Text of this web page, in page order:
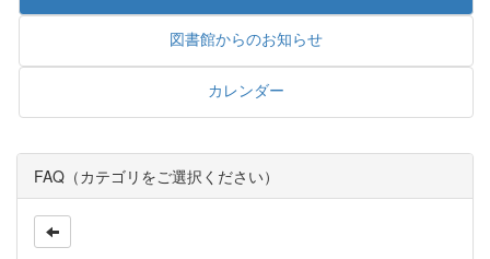
図書館からのお知らせ
カレンダー
FAQ（カテゴリをご選択ください）